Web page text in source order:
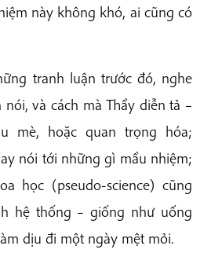
này không khó, ai cũng có
tranh luận trước đó, nghe
và cách mà Thầy diễn tả –
mè, hoặc quan trọng hóa;
nói tới những gì mầu nhiệm;
học (pseudo-science) cũng
hệ thống – giống như uống
dịu đi một ngày mệt mỏi.